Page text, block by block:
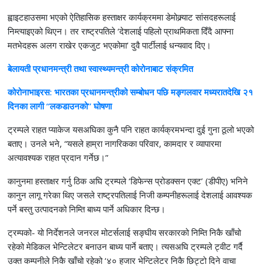
ह्वाइटहाउसमा भएको ऐतिहासिक हस्ताक्षर कार्यक्रममा डेमोक्र्याट सांसदहरूलाई
निम्त्याइएको थिएन। तर राष्ट्रपतिले ‘देशलाई पहिलो प्राथमिकता दिँदै आफ्ना
मतभेदहरू अलग राखेर एकजुट भएकोमा’ दुवै पार्टीलाई धन्यवाद दिए।
बेलायती प्रधानमन्त्री तथा स्वास्थ्यमन्त्री कोरोनाबाट संक्रमित
कोरोनाभाइरस: भारतका प्रधानमन्त्रीको सम्बोधन पछि मङ्गलवार मध्यरातदेखि २१
दिनका लागी “लकडाउनको” घोषणा
ट्रम्पले राहत प्याकेज यसअघिका कुनै पनि राहत कार्यक्रमभन्दा दुई गुना ठूलो भएको
बताए। उनले भने, “यसले हाम्रा नागरिकका परिवार, कामदार र व्यापारमा
अत्यावश्यक राहत प्रदान गर्नेछ।”
कानुनमा हस्ताक्षर गर्नु ठिक अघि ट्रम्पले ‘डिफेन्स प्रोडक्सन एक्ट’ (डीपीए) भनिने
कानुन लागू गरेका थिए जसले राष्ट्रपतिलाई निजी कम्पनीहरूलाई देशलाई आवश्यक
पर्ने बस्तु उत्पादनको निम्ति बाध्य पार्ने अधिकार दिन्छ।
ट्रम्पको- यो निर्देशनले जनरल मोटर्सलाई सङ्घीय सरकारको निम्ति निकै खाँचो
रहेको मेडिकल भेन्टिलेटर बनाउन बाध्य पार्ने बताए। त्यसअघि ट्रम्पले ट्वीट गर्दै
उक्त कम्पनीले निकै खाँचो रहेको ‘४० हजार भेन्टिलेटर निकै छिट्टो दिने वाचा